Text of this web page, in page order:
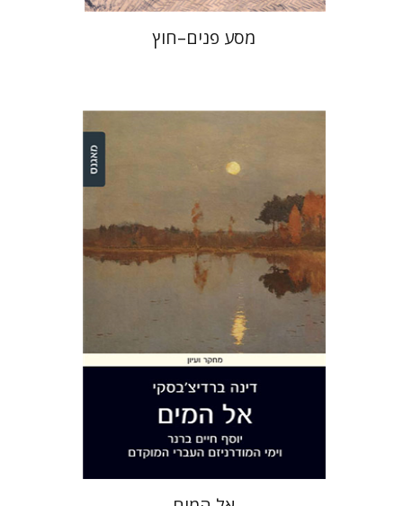
מסע פנים–חוץ
דינה ברדיצ'בסקי
הנחת אתר ספר מודפס
$31
$28